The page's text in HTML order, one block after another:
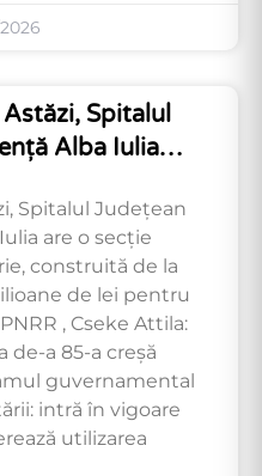
Spitalul
Alba Iulia…
Spitalul Județean
are o secție
construită de la
de lei pentru
, Cseke Attila:
de-a 85-a creșă
guvernamental
intră în vigoare
utilizarea